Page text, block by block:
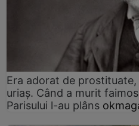
Era adorat de
uriaș. Când a murit
Parisului l-au plâns